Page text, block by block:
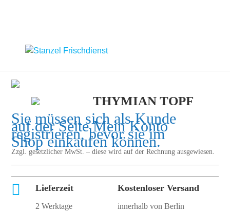
THYMIAN TOPF
Sie müssen sich als Kunde
auf der SeiteMein Konto
registrieren, bevor sie im
Shop einkaufen können.
Zzgl. gesetzlicher MwSt. – diese wird auf der Rechnung ausgewiesen.
 Lieferzeit
2 Werktage
Kostenloser Versand
innerhalb von Berlin